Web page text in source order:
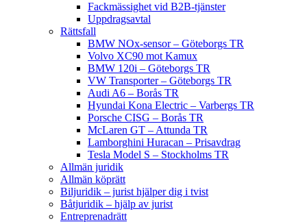
Fackmässighet vid B2B-tjänster
Uppdragsavtal
Rättsfall
BMW NOx-sensor – Göteborgs TR
Volvo XC90 mot Kamux
BMW 120i – Göteborgs TR
VW Transporter – Göteborgs TR
Audi A6 – Borås TR
Hyundai Kona Electric – Varbergs TR
Porsche CISG – Borås TR
McLaren GT – Attunda TR
Lamborghini Huracan – Prisavdrag
Tesla Model S – Stockholms TR
Allmän juridik
Allmän köprätt
Biljuridik – jurist hjälper dig i tvist
Båtjuridik – hjälp av jurist
Entreprenadrätt